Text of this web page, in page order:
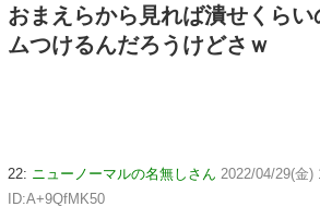
おまえらから見れば潰せくら
ムつけるんだろうけどさｗ
22: ニューノーマルの名無しさん 2022/04/29(金)
ID:A+9QfMK50